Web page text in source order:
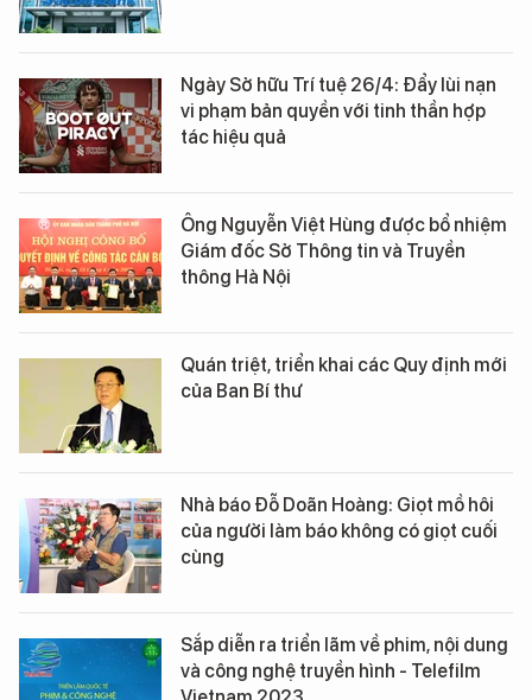
Ngày Sở hữu Trí tuệ 26/4: Đẩy lùi nạn
vi phạm bản quyền với tinh thần hợp
tác hiệu quả
Ông Nguyễn Việt Hùng được bổ nhiệm
Giám đốc Sở Thông tin và Truyền
thông Hà Nội
Quán triệt, triển khai các Quy định mới
của Ban Bí thư
Nhà báo Đỗ Doãn Hoàng: Giọt mồ hôi
của người làm báo không có giọt cuối
cùng
Sắp diễn ra triển lãm về phim, nội dung
và công nghệ truyền hình - Telefilm